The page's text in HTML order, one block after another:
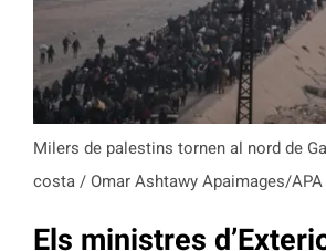
Milers de palestins tornen al nord de
costa / Omar Ashtawy Apaimages/APA
Els ministres